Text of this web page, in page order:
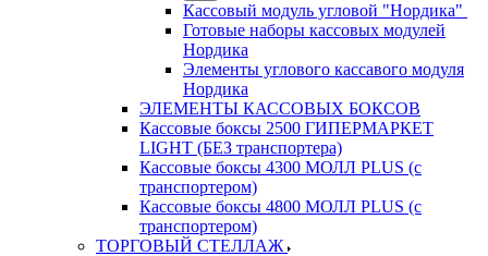
Кассовый модуль угловой "Нордика"
Готовые наборы кассовых модулей
Нордика
Элементы углового кассавого модуля
Нордика
ЭЛЕМЕНТЫ КАССОВЫХ БОКСОВ
Кассовые боксы 2500 ГИПЕРМАРКЕТ
LIGHT (БЕЗ транспортера)
Кассовые боксы 4300 МОЛЛ PLUS (с
транспортером)
Кассовые боксы 4800 МОЛЛ PLUS (с
транспортером)
ТОРГОВЫЙ СТЕЛЛАЖ